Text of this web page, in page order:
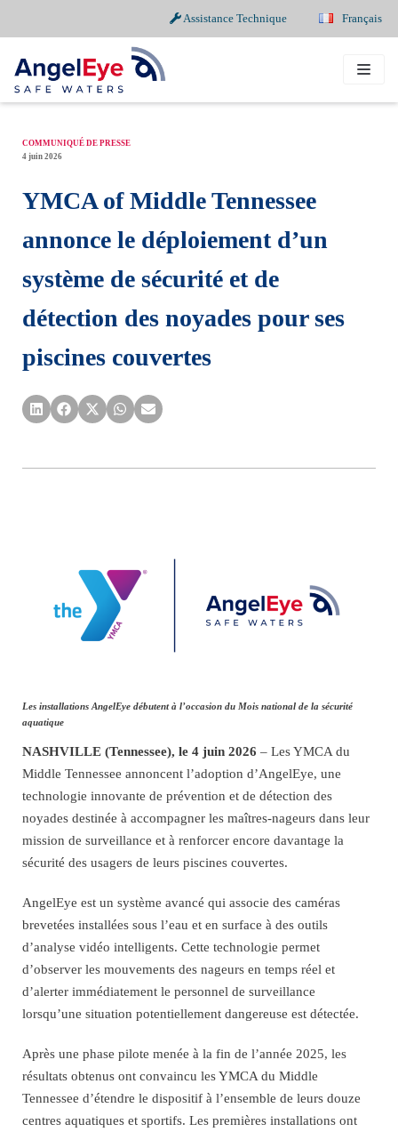
Assistance Technique Français
au
contenu
COMMUNIQUÉ DE PRESSE
4 juin 2026
YMCA of Middle Tennessee
annonce le déploiement d’un
système de sécurité et de
détection des noyades pour ses
piscines couvertes
Les installations AngelEye débutent à l’occasion du Mois national de la sécurité
aquatique
NASHVILLE (Tennessee), le 4 juin 2026 – Les YMCA du
Middle Tennessee annoncent l’adoption d’AngelEye, une
technologie innovante de prévention et de détection des
noyades destinée à accompagner les maîtres-nageurs dans leur
mission de surveillance et à renforcer encore davantage la
sécurité des usagers de leurs piscines couvertes.
AngelEye est un système avancé qui associe des caméras
brevetées installées sous l’eau et en surface à des outils
d’analyse vidéo intelligents. Cette technologie permet
d’observer les mouvements des nageurs en temps réel et
d’alerter immédiatement le personnel de surveillance
lorsqu’une situation potentiellement dangereuse est détectée.
Après une phase pilote menée à la fin de l’année 2025, les
résultats obtenus ont convaincu les YMCA du Middle
Tennessee d’étendre le dispositif à l’ensemble de leurs douze
centres aquatiques et sportifs. Les premières installations ont